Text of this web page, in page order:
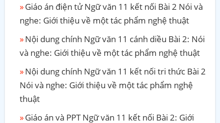
Giáo án điện tử Ngữ văn 11 kết nối Bài 2 Nói và
nghe: Giới thiệu về một tác phẩm nghệ thuật
Nội dung chính Ngữ văn 11 cánh diều Bài 2: Nói
và nghe: Giới thiệu về một tác phẩm nghệ thuật
Nội dung chính Ngữ văn 11 kết nối tri thức Bài 2
Nói và nghe: Giới thiệu về một tác phẩm nghệ
thuật
Giáo án và PPT Ngữ văn 11 kết nối Bài 2: Giới